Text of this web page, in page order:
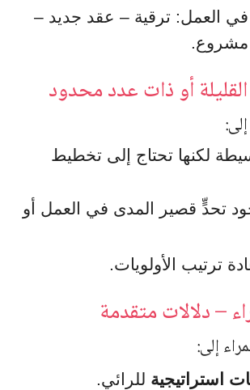
في العمل: ترقية – عقد جديد –
أو ذات عدد محدود
لكنها تحتاج إلى تخطيط
تحدٍّ قصير المدى في العمل أو
ترتيب الأولويات.
– دلالات متقدمة
إلى:
استراتيجية للرائي.